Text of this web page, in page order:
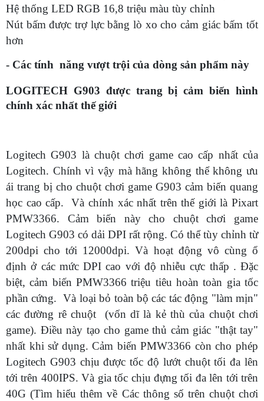
Hệ thống LED RGB 16,8 triệu màu tùy chỉnh
Nút bấm được trợ lực bằng lò xo cho cảm giác bấm tốt
hơn
- Các tính năng vượt trội của dòng sản phẩm này
LOGITECH G903 được trang bị cảm biến hình
chính xác nhất thế giới
Logitech G903 là chuột chơi game cao cấp nhất của
Logitech. Chính vì vậy mà hãng không thể không ưu
ái trang bị cho chuột chơi game G903 cảm biến quang
học cao cấp. Và chính xác nhất trên thế giới là Pixart
PMW3366. Cảm biến này cho chuột chơi game
Logitech G903 có dải DPI rất rộng. Có thể tùy chỉnh từ
200dpi cho tới 12000dpi. Và hoạt động vô cùng ổ
định ở các mức DPI cao với độ nhiễu cực thấp . Đặc
biệt, cảm biến PMW3366 triệu tiêu hoàn toàn gia tốc
phần cứng. Và loại bỏ toàn bộ các tác động "làm mịn"
các đường rê chuột (vốn dĩ là kẻ thù của chuột chơi
game). Điều này tạo cho game thủ cảm giác "thật tay"
nhất khi sử dụng. Cảm biến PMW3366 còn cho phép
Logitech G903 chịu được tốc độ lướt chuột tối đa lên
tới trên 400IPS. Và gia tốc chịu đựng tối đa lên tới trên
40G (Tìm hiểu thêm về Các thông số trên chuột chơi